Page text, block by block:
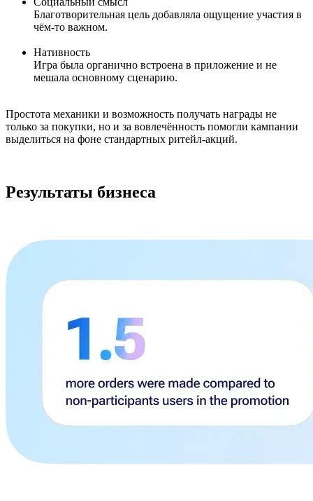
Благотворительная цель добавляла ощущение участия в
чём-то важном.
Нативность
Игра была органично встроена в приложение и не
мешала основному сценарию.
Простота механики и возможность получать награды не
только за покупки, но и за вовлечённость помогли кампании
выделиться на фоне стандартных ритейл-акций.
Результаты бизнеса